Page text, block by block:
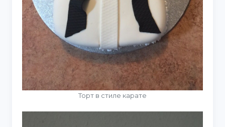
Торт в стиле карате